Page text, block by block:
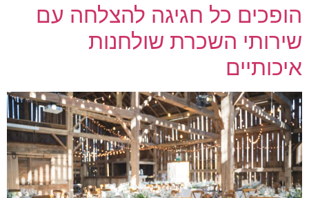
הופכים כל חגיגה להצלחה עם
שירותי השכרת שולחנות
איכותיים